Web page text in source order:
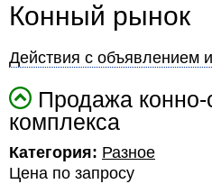
Конный рынок
Действия с объявлением и
Продажа конно-
комплекса
Категория: Разное
Цена по запросу